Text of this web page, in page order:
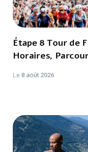
Étape 8 Tour de
Horaires,
Le 8 août 2026